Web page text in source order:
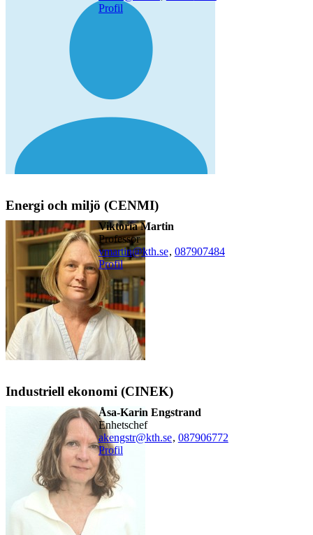
Profil
Energi och miljö (CENMI)
Viktoria Martin
professor
vmartin@kth.se, 087907484
Profil
Industriell ekonomi (CINEK)
Åsa-Karin Engstrand
enhetschef
akengstr@kth.se, 087906772
Profil